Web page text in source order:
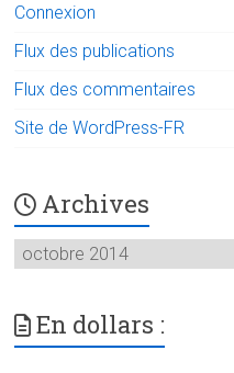
Connexion
Flux des publications
Flux des commentaires
Site de WordPress-FR
Archives
Archives
En dollars :